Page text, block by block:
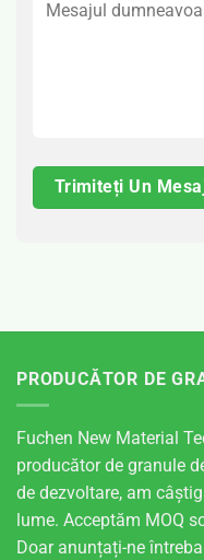
PRODUCĂTOR DE
Fuchen New Material
producător de granule
de dezvoltare, am
lume. Acceptăm MOQ
Doar anunțați-ne